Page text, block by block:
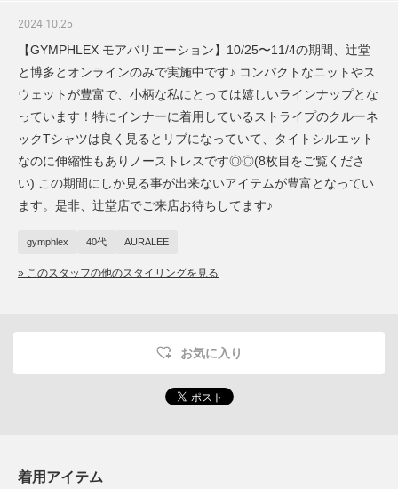
2024.10.25
【GYMPHLEX モアバリエーション】10/25〜11/4の期間、辻堂
と博多とオンラインのみで実施中です♪ コンパクトなニットやス
ウェットが豊富で、小柄な私にとっては嬉しいラインナップとな
っています！特にインナーに着用しているストライプのクルーネ
ックTシャツは良く見るとリブになっていて、タイトシルエット
なのに伸縮性もありノーストレスです◎◎(8枚目をご覧くださ
い) この期間にしか見る事が出来ないアイテムが豊富となってい
ます。是非、辻堂店でご来店お待ちしてます♪
gymphlex 40代 AURALEE
» このスタッフの他のスタイリングを見る
お気に入り
着用アイテム